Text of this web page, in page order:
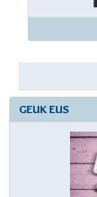
GEUK EUS